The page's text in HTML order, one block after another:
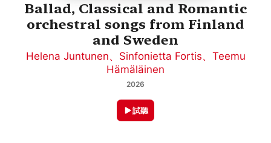
Ballad, Classical and Romantic
orchestral songs from Finland
and Sweden
Helena Juntunen、 Sinfonietta Fortis、 Teemu
Hämäläinen
2026
試聽